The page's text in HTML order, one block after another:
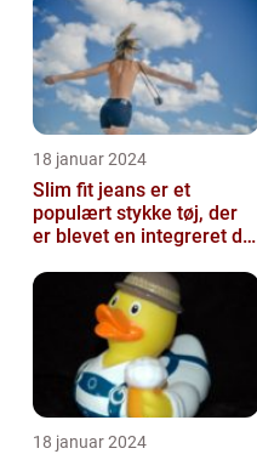
18 januar 2024
Slim fit jeans er et
populært stykke tøj, der
er blevet en integreret del
garder...
18 januar 2024